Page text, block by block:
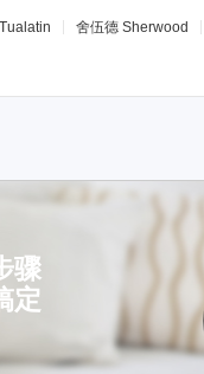
Tualatin 舍伍德 Sherwood
骤
定